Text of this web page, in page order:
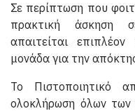
Σε περίπτωση που
πρακτική άσκηση
απαιτείται
μονάδα για την
Το Πιστοποιητικό
ολοκλήρωση όλων των